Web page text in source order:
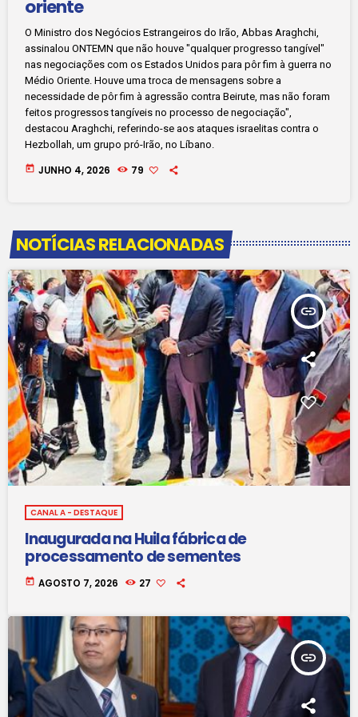
oriente
O Ministro dos Negócios Estrangeiros do Irão, Abbas Araghchi,
assinalou ONTEMN que não houve "qualquer progresso tangível"
nas negociações com os Estados Unidos para pôr fim à guerra no
Médio Oriente. Houve uma troca de mensagens sobre a
necessidade de pôr fim à agressão contra Beirute, mas não foram
feitos progressos tangíveis no processo de negociação",
destacou Araghchi, referindo-se aos ataques israelitas contra o
Hezbollah, um grupo pró-Irão, no Líbano.
today JUNHO 4, 2026 79
NOTÍCIAS RELACIONADAS
insert_link
CANAL A - DESTAQUE
Inaugurada na Huila fábrica de
processamento de sementes
today AGOSTO 7, 2026 27
insert_link